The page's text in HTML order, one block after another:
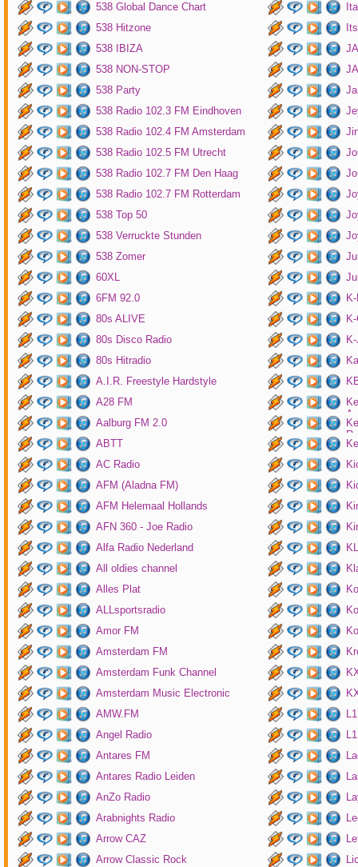
538 Global Dance Chart
538 Hitzone
538 IBIZA
538 NON-STOP
538 Party
538 Radio 102.3 FM Eindhoven
538 Radio 102.4 FM Amsterdam
538 Radio 102.5 FM Utrecht
538 Radio 102.7 FM Den Haag
538 Radio 102.7 FM Rotterdam
538 Top 50
538 Verruckte Stunden
538 Zomer
60XL
6FM 92.0
80s ALIVE
80s Disco Radio
80s Hitradio
A.I.R. Freestyle Hardstyle
A28 FM
Aalburg FM 2.0
ABTT
AC Radio
AFM (Aladna FM)
AFM Helemaal Hollands
AFN 360 - Joe Radio
Alfa Radio Nederland
All oldies channel
Alles Plat
ALLsportsradio
Amor FM
Amsterdam FM
Amsterdam Funk Channel
Amsterdam Music Electronic
AMW.FM
Angel Radio
Antares FM
Antares Radio Leiden
AnZo Radio
Arabnights Radio
Arrow CAZ
Arrow Classic Rock